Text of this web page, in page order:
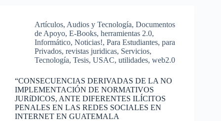
Artículos, Audios y Tecnología, Documentos
de Apoyo, E-Books, herramientas 2.0,
Informático, Noticias!, Para Estudiantes, para
Privados, revistas juridicas, Servicios,
Tecnología, Tesis, USAC, utilidades, web2.0
“CONSECUENCIAS DERIVADAS DE LA NO
IMPLEMENTACIÓN DE NORMATIVOS
JURíDICOS, ANTE DIFERENTES ILÍCITOS
PENALES EN LAS REDES SOCIALES EN
INTERNET EN GUATEMALA